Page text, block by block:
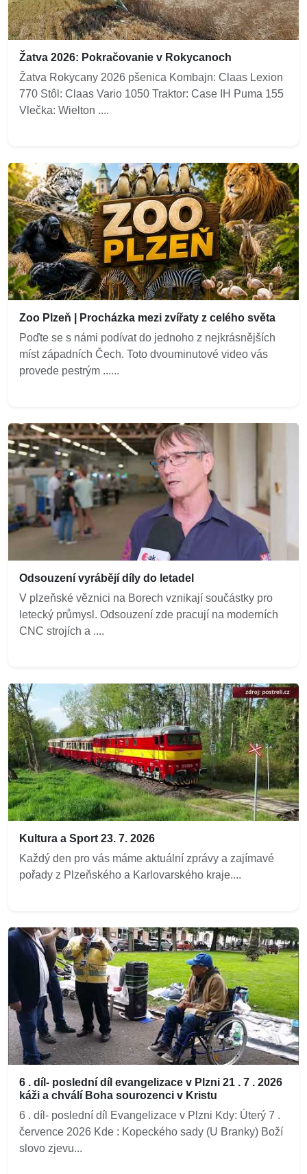
Žatva 2026: Pokračovanie v Rokycanoch
Žatva Rokycany 2026 pšenica Kombajn: Claas Lexion
770 Stôl: Claas Vario 1050 Traktor: Case IH Puma 155
Vlečka: Wielton ....
Zoo Plzeň | Procházka mezi zvířaty z celého světa
Poďte se s námi podívat do jednoho z nejkrásnějších
míst západních Čech. Toto dvouminutové video vás
provede pestrým ......
Odsouzení vyrábějí díly do letadel
V plzeňské věznici na Borech vznikají součástky pro
letecký průmysl. Odsouzení zde pracují na moderních
CNC strojích a ....
Kultura a Sport 23. 7. 2026
Každý den pro vás máme aktuální zprávy a zajímavé
pořady z Plzeňského a Karlovarského kraje....
6 . díl- poslední díl evangelizace v Plzni 21 . 7 . 2026
káži a chválí Boha sourozenci v Kristu
6 . díl- poslední díl Evangelizace v Plzni Kdy: Úterý 7 .
července 2026 Kde : Kopeckého sady (U Branky) Boží
slovo zjevu...